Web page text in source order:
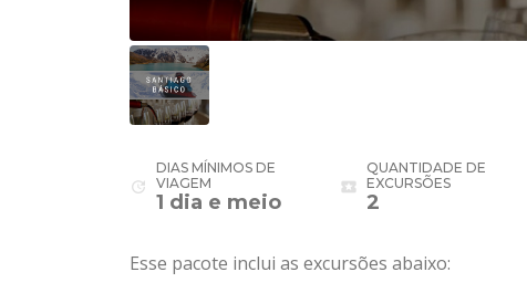
update
DIAS MÍNIMOS DE
VIAGEM
1 dia e meio
local_activity
QUANTIDADE DE
EXCURSÕES
2
Esse pacote inclui as excursões abaixo: